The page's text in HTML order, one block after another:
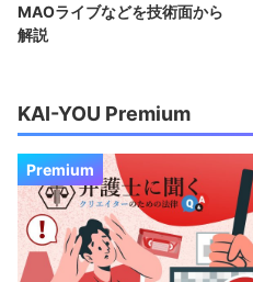
MAOライブなどを技術面から
解説
KAI-YOU Premium
Premium